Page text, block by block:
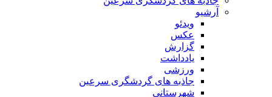
آرشیو
ویدئو
عکس
گزارش
یادداشت
ورزشی
جاذبه های گردشگری سرعین
شهرستانی